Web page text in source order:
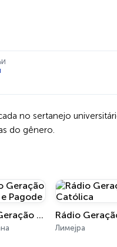
no sertanejo
do gênero.
Rádio Geração Samba e Pagode
Лимејра